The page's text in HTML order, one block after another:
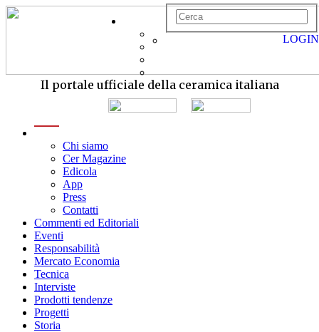
Il portale ufficiale della ceramica italiana
Chi siamo
Cer Magazine
Edicola
App
Press
Contatti
Commenti ed Editoriali
Eventi
Responsabilità
Mercato Economia
Tecnica
Interviste
Prodotti tendenze
Progetti
Storia
LOGIN